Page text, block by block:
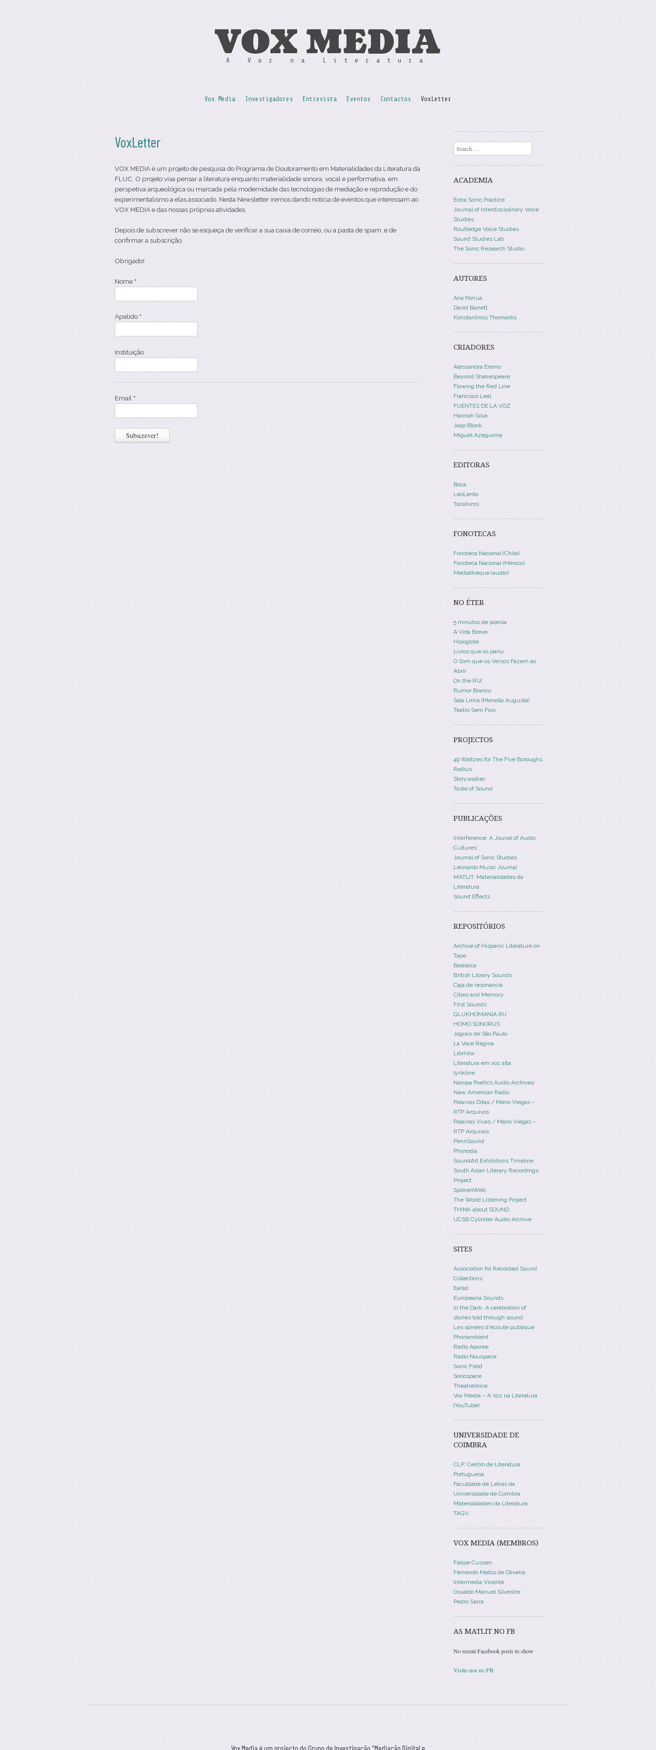
VOX MEDIA
A Voz na Literatura
Vox Media Investigadores Entrevista Eventos Contactos VoxLetter
VoxLetter
VOX MEDIA é um projeto de pesquisa do Programa de Doutoramento em Materialidades da Literatura da
FLUC. O projeto visa pensar a literatura enquanto materialidade sonora, vocal e performativa, em
perspetiva arqueológica ou marcada pela modernidade das tecnologias de mediação e reprodução e do
experimentalismo a elas associado. Nesta Newsletter iremos dando notícia de eventos que interessam ao
VOX MEDIA e das nossas próprias atividades.
Depois de subscrever não se esqueça de verificar a sua caixa de correio, ou a pasta de spam, e de
confirmar a subscrição.
Obrigado!
Nome *
Apelido *
Instituição
Email *
Search
ACADEMIA
Extra Sonic Practice
Journal of Interdisciplinary Voice
Studies
Routledge Voice Studies
Sound Studies Lab
The Sonic Research Studio
AUTORES
Ana Porrúa
David Barrett
Konstantinos Thomaidis
CRIADORES
Alessandra Eramo
Beyond Shakespeare
Flowing the Red Line
Francisco Leal
FUENTES DE LA VOZ
Hannah Silva
Jaap Blonk
Miguel Azeguime
EDITORAS
Boca
LeoLento
Tocalivros
FONOTECAS
Fonoteca Nacional (Chile)
Fonoteca Nacional (México)
Mediatheque (audio)
NO ÉTER
5 minutos de poesia
A Vida Breve
Hipoglote
Livros que os pariu
O Som que os Versos Fazem ao
Abrir
On the RU(
Rumor Branco
Sala Lírica (Mariella Augusta)
Teatro Sem Fios
PROJECTOS
49 Waltzes for The Five Boroughs
Radius
Storywalker
Taste of Sound
PUBLICAÇÕES
Interference: A Jounal of Audio
Cultures
Journal of Sonic Studies
Leonardo Music Journal
MATLIT: Materialidades da
Literatura
Sound Effects
REPOSITÓRIOS
Archive of Hispanic Literature on
Tape
Balalaica
British Library Sounds
Caja de resonancia
Cities and Memory
First Sounds
GLUKHOMANIA.RU
HOMO SONORUS
Jograis de São Paulo
La Voce Regina
LibriVox
Literatura em voz alta
lyrikline
Naropa Poetics Audio Archives
New American Radio
Palavras Ditas / Mário Viegas –
RTP Arquivos
Palavras Vivas / Mário Viegas –
RTP Arquivos
PennSound
Phonodia
SoundArt Exhibitions Timeline
South Asian Literary Recordings
Project
SpokenWeb
The World Listening Project
THINK about SOUND
UCSB Cylinder Audio Archive
SITES
Association for Recorded Sound
Collections
Earlid
Europeana Sounds
In the Dark. A celebration of
stories told through sound.
Les soirées d'écoute publique
Phonambient
Radio Aporee
Radio Nouspace
Sonic Field
Sonospace
TheatreVoice
Vox Media – A Voz na Literatura
(YouTube)
UNIVERSIDADE DE
COIMBRA
CLP: Centro de Literatura
Portuguesa
Faculdade de Letras da
Universidade de Coimbra
Materialidades da Literatura
TAGV
VOX MEDIA (MEMBROS)
Felipe Cussen
Fernando Matos de Oliveira
Intermedia Vicente
Osvaldo Manuel Silvestre
Pedro Serra
AS MATLIT NO FB
No recent Facebook posts to show
Visite-nos no FB